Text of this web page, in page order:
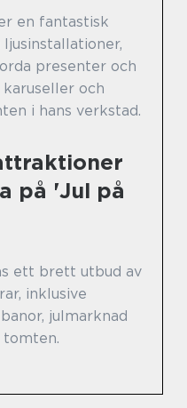
en fantastisk
presenter och
och
i hans verkstad.
på 'Jul på
ett brett utbud av
inklusive
julmarknad